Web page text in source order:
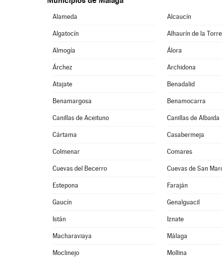
Alameda Alcaucín
Algatocín Alhaurín de la Torre
Almogía Álora
Árchez Archidona
Atajate Benadalid
Benamargosa Benamocarra
Canillas de Aceituno Canillas de Albaida
Cártama Casabermeja
Colmenar Comares
Cuevas del Becerro Cuevas de San
Estepona Faraján
Gaucín Genalguacil
Istán Iznate
Macharaviaya Málaga
Moclinejo Mollina